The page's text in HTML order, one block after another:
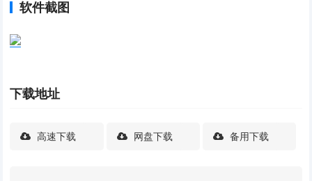
软件截图
下载地址
高速下载 网盘下载 备用下载